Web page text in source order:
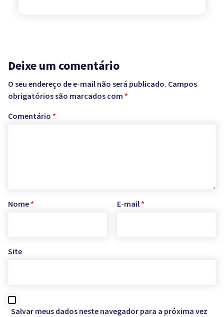
Deixe um comentário
O seu endereço de e-mail não será publicado. Campos
obrigatórios são marcados com *
Comentário *
Nome * E-mail *
Site
Salvar meus dados neste navegador para a próxima vez